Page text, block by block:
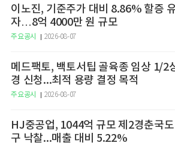
이노진, 기준주가 대비 8.86% 할증
자…8억 4000만 원 규모
주요공시 2026-08-07
메드팩토, 백토서팁 골육종 임상 1/2
경 신청...최적 용량 결정 목적
주요공시 2026-08-07
HJ중공업, 1044억 규모 제2경춘국
구 낙찰...매출 대비 5.22%